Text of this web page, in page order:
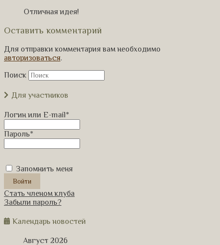
Отличная идея!
Оставить комментарий
Для отправки комментария вам необходимо
авторизоваться.
Поиск
Для участников
Логин или E-mail*
Пароль*
Запомнить меня
Стать членом клуба
Забыли пароль?
Календарь новостей
Август 2026